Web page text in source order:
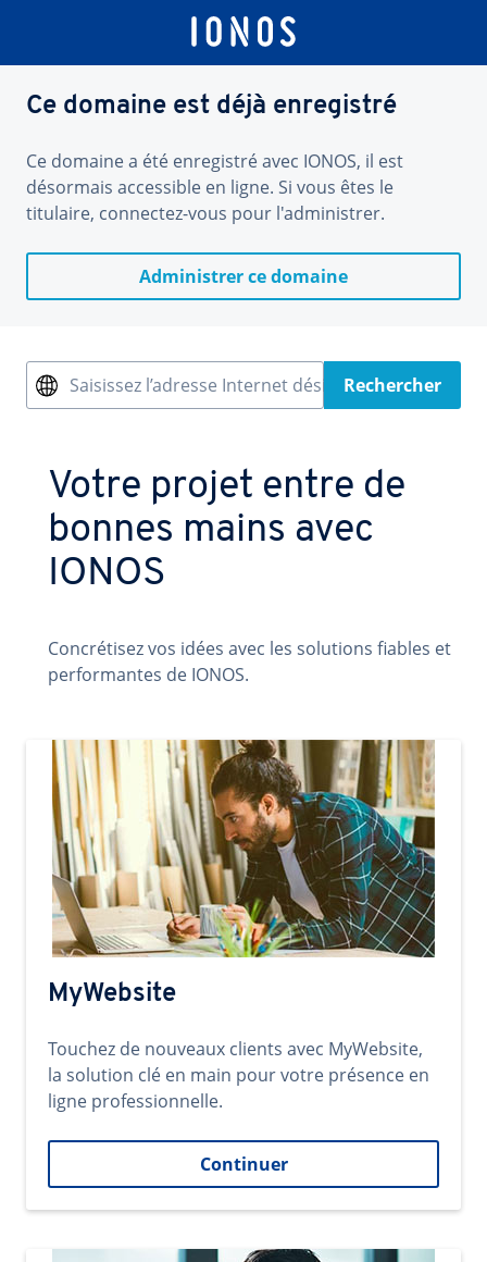
Ce domaine est déjà enregistré
Ce domaine a été enregistré avec IONOS, il est
désormais accessible en ligne. Si vous êtes le
titulaire, connectez-vous pour l'administrer.
Administrer ce domaine
Saisissez l’adresse Internet désiréeRechercher
Votre projet entre de
bonnes mains avec
IONOS
Concrétisez vos idées avec les solutions fiables et
performantes de IONOS.
MyWebsite
Touchez de nouveaux clients avec MyWebsite,
la solution clé en main pour votre présence en
ligne professionnelle.
Continuer